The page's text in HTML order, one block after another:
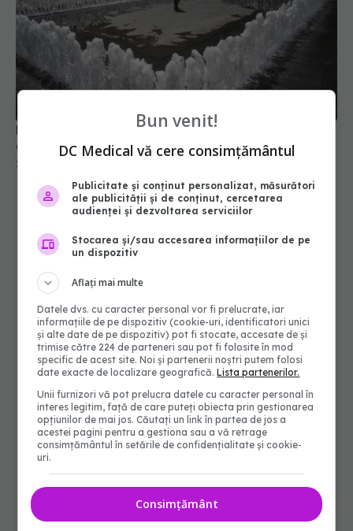
Ministerul Sănătății, apel către spitale și
ambulanțe în plin val de caniculă
27 iun 2026, 17:47
Bun venit!
DC Medical vă cere consimțământul
Publicitate și conținut personalizat, măsurători
ale publicității și de conținut, cercetarea
audienței și dezvoltarea serviciilor
Stocarea și/sau accesarea informațiilor de pe
un dispozitiv
Aflați mai multe
Datele dvs. cu caracter personal vor fi prelucrate, iar
informațiile de pe dispozitiv (cookie-uri, identificatori unici
și alte date de pe dispozitiv) pot fi stocate, accesate de și
trimise către 224 de parteneri sau pot fi folosite în mod
specific de acest site. Noi și partenerii noștri putem folosi
date exacte de localizare geografică.Lista partenerilor.
Unii furnizori vă pot prelucra datele cu caracter personal în
interes legitim, față de care puteți obiecta prin gestionarea
opțiunilor de mai jos. Căutați un link în partea de jos a
acestei pagini pentru a gestiona sau a vă retrage
consimțământul în setările de confidențialitate și cookie-
uri.
Consimțământ